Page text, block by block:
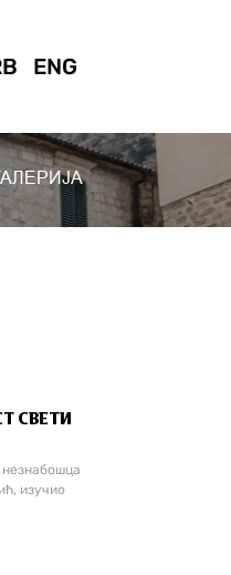
ENG
СВЕТИ
изучио